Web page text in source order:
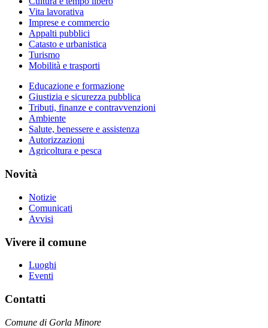
Vita lavorativa
Imprese e commercio
Appalti pubblici
Catasto e urbanistica
Turismo
Mobilità e trasporti
Educazione e formazione
Giustizia e sicurezza pubblica
Tributi, finanze e contravvenzioni
Ambiente
Salute, benessere e assistenza
Autorizzazioni
Agricoltura e pesca
Novità
Notizie
Comunicati
Avvisi
Vivere il comune
Luoghi
Eventi
Contatti
Comune di Gorla Minore